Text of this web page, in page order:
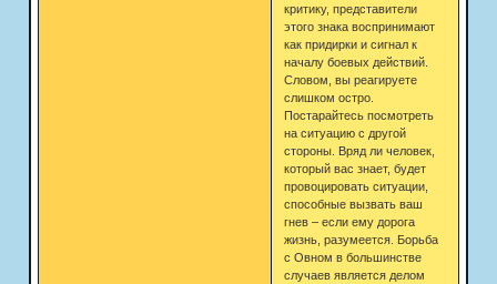
критику, представители
этого знака воспринимают
как придирки и сигнал к
началу боевых действий.
Словом, вы реагируете
слишком остро.
Постарайтесь посмотреть
на ситуацию с другой
стороны. Вряд ли человек,
который вас знает, будет
провоцировать ситуации,
способные вызвать ваш
гнев – если ему дорога
жизнь, разумеется. Борьба
с Овном в большинстве
случаев является делом